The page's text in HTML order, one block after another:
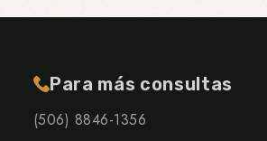
Para más consultas
(506) 8846-1356